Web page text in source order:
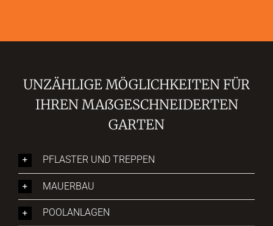
UNZÄHLIGE MÖGLICHKEITEN FÜR
IHREN MAßGESCHNEIDERTEN
GARTEN
PFLASTER UND TREPPEN
MAUERBAU
POOLANLAGEN